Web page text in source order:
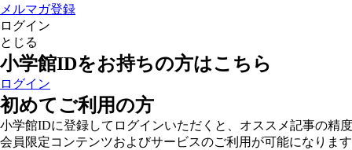
メルマガ登録
ログイン
とじる
小学館IDをお持ちの方はこちら
ログイン
初めてご利用の方
小学館IDに登録してログインいただくと、オススメ記事の精
会員限定コンテンツおよびサービスのご利用が可能になりま